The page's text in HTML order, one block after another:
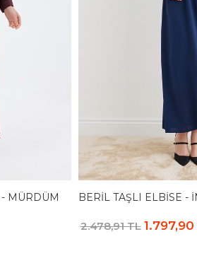
MÜRDÜM BERIL TAŞLI ELBISE -
2.478,91 TL